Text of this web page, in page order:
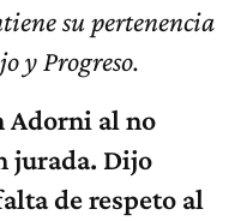
su pertenencia
y Progreso.
Adorni al no
jurada. Dijo
de respeto al